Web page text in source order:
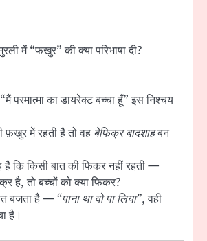
में “फखुर” की क्या परिभाषा दी?
का डायरेक्ट बच्चा हूँ” इस निश्चय
फ़खुर में रहती है तो वह बेफिक्र बादशाहबन
है कि किसी बात की फिकर नहीं रहती —
है, तो बच्चों को क्या फिकर?
बजता है — “पाना था वो पा लिया”, वही
है।